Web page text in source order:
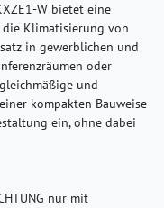
W bietet eine
Klimatisierung von
in gewerblichen und
oder
und
kompakten Bauweise
ein, ohne dabei
nur mit